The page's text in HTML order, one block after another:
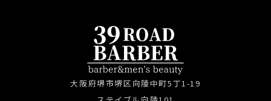
大阪府堺市堺区向陵中町5丁1-19